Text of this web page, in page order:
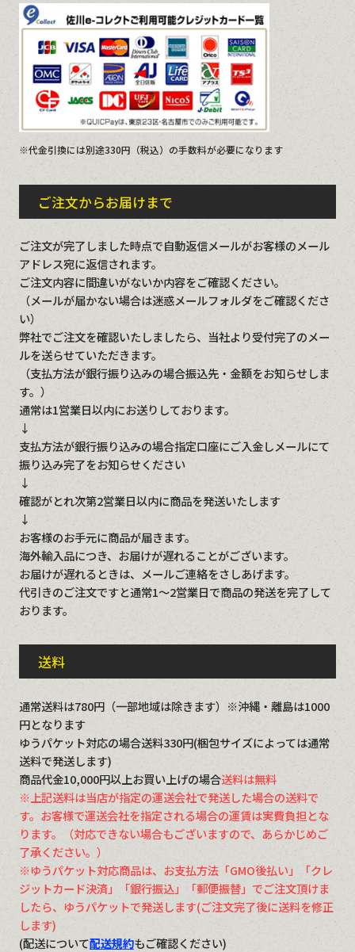
※代金引換には別途330円（税込）の手数料が必要になります
ご注文からお届けまで
ご注文が完了しました時点で自動返信メールがお客様のメール
アドレス宛に返信されます。
ご注文内容に間違いがないか内容をご確認ください。
（メールが届かない場合は迷惑メールフォルダをご確認くださ
い）
弊社でご注文を確認いたしましたら、当社より受付完了のメー
ルを送らせていただきます。
（支払方法が銀行振り込みの場合振込先・金額をお知らせしま
す。）
通常は1営業日以内にお送りしております。
↓
支払方法が銀行振り込みの場合指定口座にご入金しメールにて
振り込み完了をお知らせください
↓
確認がとれ次第2営業日以内に商品を発送いたします
↓
お客様のお手元に商品が届きます。
海外輸入品につき、お届けが遅れることがございます。
お届けが遅れるときは、メールご連絡をさしあげます。
代引きのご注文ですと通常1～2営業日で商品の発送を完了して
おります。
送料
通常送料は780円（一部地域は除きます）※沖縄・離島は1000
円となります
ゆうパケット対応の場合送料330円(梱包サイズによっては通常
送料で発送します)
商品代金10,000円以上お買い上げの場合送料は無料
※上記送料は当店が指定の運送会社で発送した場合の送料で
す。お客様で運送会社を指定される場合の運賃は実費負担とな
ります。（対応できない場合もございますので、あらかじめご
了承ください。）
※ゆうパケット対応商品は、お支払方法「GMO後払い」「クレ
ジットカード決済」「銀行振込」「郵便振替」でご注文頂けま
したら、ゆうパケットで発送します(ご注文完了後に送料を修正
します)
(配送について配送規約もご確認ください)